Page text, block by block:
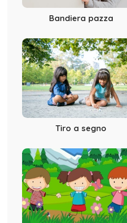
Bandiera pazza
Tiro a segno